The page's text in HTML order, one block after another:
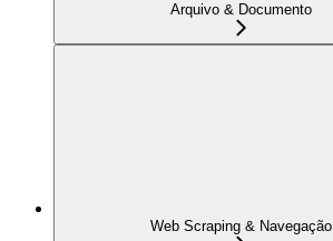
Arquivo & Documento
Web Scraping & Navegação